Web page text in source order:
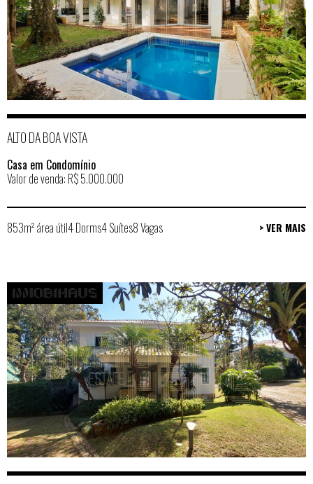
ALTO DA BOA VISTA
Casa em Condomínio
Valor de venda: R$ 5.000.000
853m² área útil4 Dorms4 Suítes8 Vagas > VER MAIS